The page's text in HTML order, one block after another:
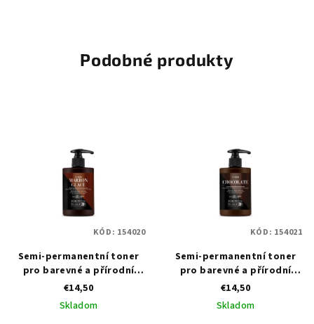
Podobné produkty
Semi-permanentní toner
pro barevné a přírodní
vlasy Black Professional -
kaštanový 300 ml
€14,50
Skladom
KÓD: 154020
Semi-permanentní toner
pro barevné a přírodní
vlasy Black Professional -
čokoládový 300 ml
€14,50
Skladom
KÓD: 154021